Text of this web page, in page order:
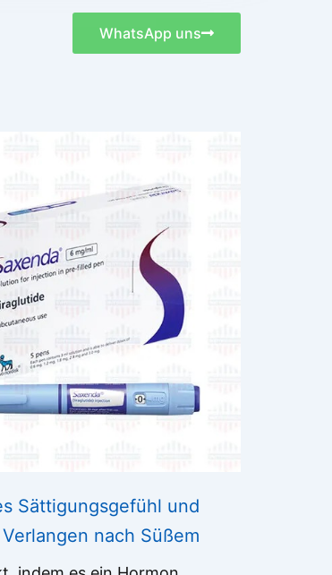
WhatsApp uns
Sättigungsgefühl und
nach Süßem